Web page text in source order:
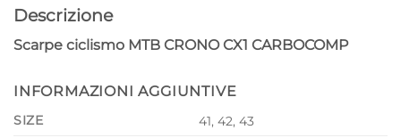
Descrizione
Scarpe ciclismo MTB CRONO CX1 CARBOCOMP
INFORMAZIONI AGGIUNTIVE
SIZE
41, 42, 43